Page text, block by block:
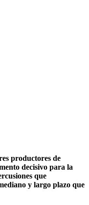
productores de
decisivo para la
que
y largo plazo que